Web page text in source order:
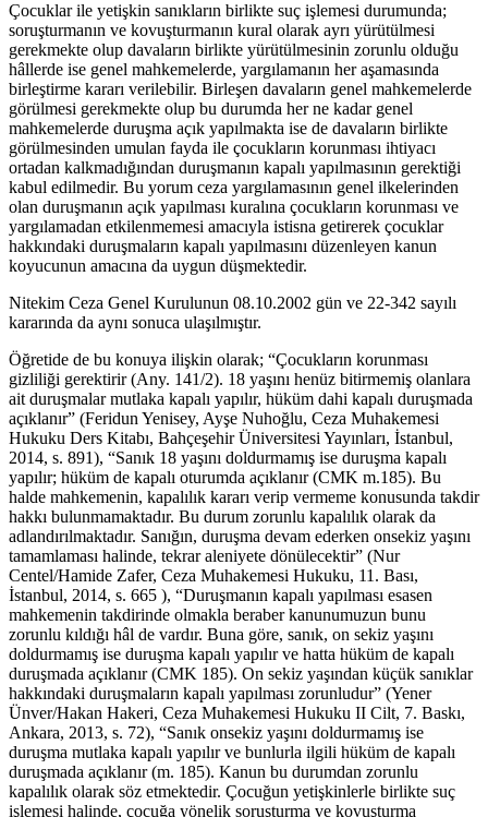
Çocuklar ile yetişkin sanıkların birlikte suç işlemesi durumunda;
soruşturmanın ve kovuşturmanın kural olarak ayrı yürütülmesi
gerekmekte olup davaların birlikte yürütülmesinin zorunlu olduğu
hâllerde ise genel mahkemelerde, yargılamanın her aşamasında
birleştirme kararı verilebilir. Birleşen davaların genel mahkemelerde
görülmesi gerekmekte olup bu durumda her ne kadar genel
mahkemelerde duruşma açık yapılmakta ise de davaların birlikte
görülmesinden umulan fayda ile çocukların korunması ihtiyacı
ortadan kalkmadığından duruşmanın kapalı yapılmasının gerektiği
kabul edilmedir. Bu yorum ceza yargılamasının genel ilkelerinden
olan duruşmanın açık yapılması kuralına çocukların korunması ve
yargılamadan etkilenmemesi amacıyla istisna getirerek çocuklar
hakkındaki duruşmaların kapalı yapılmasını düzenleyen kanun
koyucunun amacına da uygun düşmektedir.
Nitekim Ceza Genel Kurulunun 08.10.2002 gün ve 22-342 sayılı
kararında da aynı sonuca ulaşılmıştır.
Öğretide de bu konuya ilişkin olarak; “Çocukların korunması
gizliliği gerektirir (Any. 141/2). 18 yaşını henüz bitirmemiş olanlara
ait duruşmalar mutlaka kapalı yapılır, hüküm dahi kapalı duruşmada
açıklanır” (Feridun Yenisey, Ayşe Nuhoğlu, Ceza Muhakemesi
Hukuku Ders Kitabı, Bahçeşehir Üniversitesi Yayınları, İstanbul,
2014, s. 891), “Sanık 18 yaşını doldurmamış ise duruşma kapalı
yapılır; hüküm de kapalı oturumda açıklanır (CMK m.185). Bu
halde mahkemenin, kapalılık kararı verip vermeme konusunda takdir
hakkı bulunmamaktadır. Bu durum zorunlu kapalılık olarak da
adlandırılmaktadır. Sanığın, duruşma devam ederken onsekiz yaşını
tamamlaması halinde, tekrar aleniyete dönülecektir” (Nur
Centel/Hamide Zafer, Ceza Muhakemesi Hukuku, 11. Bası,
İstanbul, 2014, s. 665 ), “Duruşmanın kapalı yapılması esasen
mahkemenin takdirinde olmakla beraber kanunumuzun bunu
zorunlu kıldığı hâl de vardır. Buna göre, sanık, on sekiz yaşını
doldurmamış ise duruşma kapalı yapılır ve hatta hüküm de kapalı
duruşmada açıklanır (CMK 185). On sekiz yaşından küçük sanıklar
hakkındaki duruşmaların kapalı yapılması zorunludur” (Yener
Ünver/Hakan Hakeri, Ceza Muhakemesi Hukuku II Cilt, 7. Baskı,
Ankara, 2013, s. 72), “Sanık onsekiz yaşını doldurmamış ise
duruşma mutlaka kapalı yapılır ve bunlurla ilgili hüküm de kapalı
duruşmada açıklanır (m. 185). Kanun bu durumdan zorunlu
kapalılık olarak söz etmektedir. Çocuğun yetişkinlerle birlikte suç
işlemesi halinde, çocuğa yönelik soruşturma ve kovuşturma